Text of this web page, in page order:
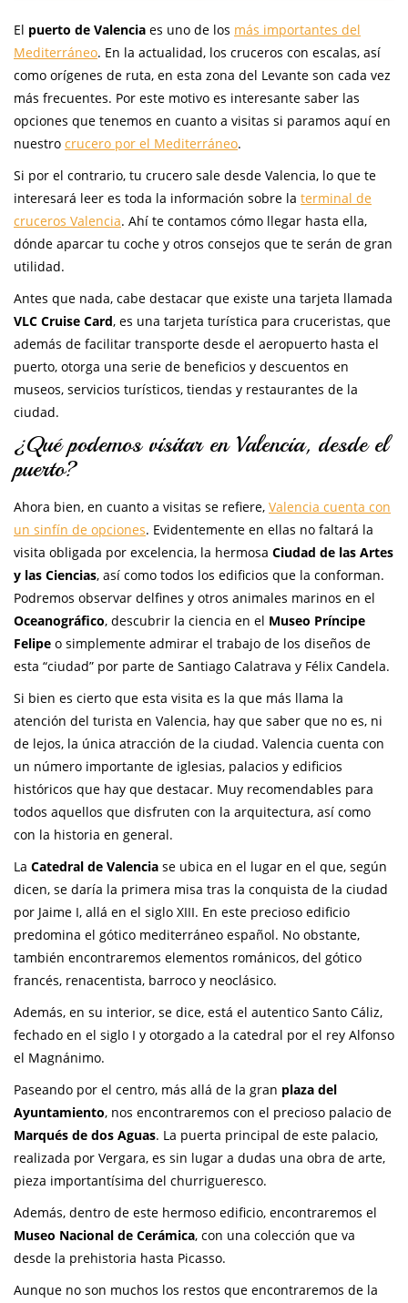
El puerto de Valencia es uno de los más importantes del
Mediterráneo. En la actualidad, los cruceros con escalas, así
como orígenes de ruta, en esta zona del Levante son cada vez
más frecuentes. Por este motivo es interesante saber las
opciones que tenemos en cuanto a visitas si paramos aquí en
nuestro crucero por el Mediterráneo.
Si por el contrario, tu crucero sale desde Valencia, lo que te
interesará leer es toda la información sobre la terminal de
cruceros Valencia. Ahí te contamos cómo llegar hasta ella,
dónde aparcar tu coche y otros consejos que te serán de gran
utilidad.
Antes que nada, cabe destacar que existe una tarjeta llamada
VLC Cruise Card, es una tarjeta turística para cruceristas, que
además de facilitar transporte desde el aeropuerto hasta el
puerto, otorga una serie de beneficios y descuentos en
museos, servicios turísticos, tiendas y restaurantes de la
ciudad.
¿Qué podemos visitar en Valencia, desde el
puerto?
Ahora bien, en cuanto a visitas se refiere, Valencia cuenta con
un sinfín de opciones. Evidentemente en ellas no faltará la
visita obligada por excelencia, la hermosa Ciudad de las Artes
y las Ciencias, así como todos los edificios que la conforman.
Podremos observar delfines y otros animales marinos en el
Oceanográfico, descubrir la ciencia en el Museo Príncipe
Felipe o simplemente admirar el trabajo de los diseños de
esta “ciudad” por parte de Santiago Calatrava y Félix Candela.
Si bien es cierto que esta visita es la que más llama la
atención del turista en Valencia, hay que saber que no es, ni
de lejos, la única atracción de la ciudad. Valencia cuenta con
un número importante de iglesias, palacios y edificios
históricos que hay que destacar. Muy recomendables para
todos aquellos que disfruten con la arquitectura, así como
con la historia en general.
La Catedral de Valencia se ubica en el lugar en el que, según
dicen, se daría la primera misa tras la conquista de la ciudad
por Jaime I, allá en el siglo XIII. En este precioso edificio
predomina el gótico mediterráneo español. No obstante,
también encontraremos elementos románicos, del gótico
francés, renacentista, barroco y neoclásico.
Además, en su interior, se dice, está el autentico Santo Cáliz,
fechado en el siglo I y otorgado a la catedral por el rey Alfonso
el Magnánimo.
Paseando por el centro, más allá de la gran plaza del
Ayuntamiento, nos encontraremos con el precioso palacio de
Marqués de dos Aguas. La puerta principal de este palacio,
realizada por Vergara, es sin lugar a dudas una obra de arte,
pieza importantísima del churrigueresco.
Además, dentro de este hermoso edificio, encontraremos el
Museo Nacional de Cerámica, con una colección que va
desde la prehistoria hasta Picasso.
Aunque no son muchos los restos que encontraremos de la